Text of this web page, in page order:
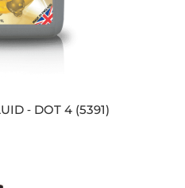
‐ DOT 4 (5391)